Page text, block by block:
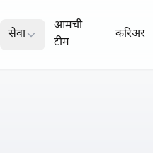
सेवा
आमची
टीम
करिअर